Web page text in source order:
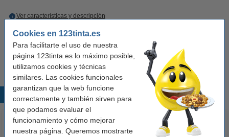
Cookies en 123tinta.es
Para facilitarte el uso de nuestra
página 123tinta.es lo máximo posible,
utilizamos cookies y técnicas
similares. Las cookies funcionales
garantizan que la web funcione
correctamente y también sirven para
que podamos evaluar el
funcionamiento y cómo mejorar
nuestra página. Queremos mostrarte
Ver características y descripción
Comprar
Productos destacados